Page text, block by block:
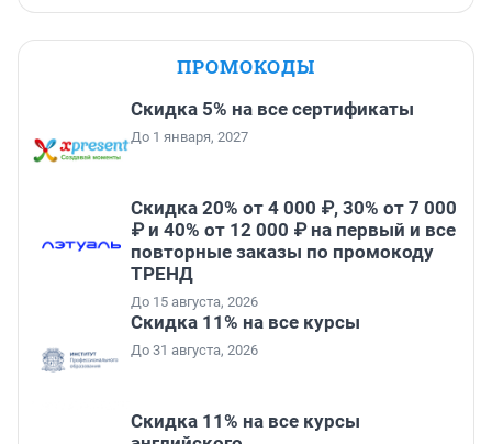
ПРОМОКОДЫ
Скидка 5% на все сертификаты
До 1 января, 2027
Скидка 20% от 4 000 ₽, 30% от 7 000
₽ и 40% от 12 000 ₽ на первый и все
повторные заказы по промокоду
ТРЕНД
До 15 августа, 2026
Скидка 11% на все курсы
До 31 августа, 2026
Скидка 11% на все курсы